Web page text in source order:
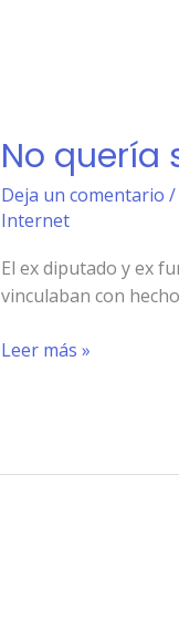
No quería
Deja un comentario /
Internet
El ex diputado y ex
vinculaban con
ser
\»googleado\»
como
corrupto,
pero
perdió
juicio
Leer más »